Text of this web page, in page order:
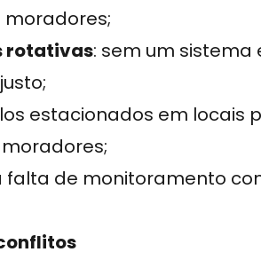
rotativas: sem um sistema
estacionados em locais
falta de monitoramento